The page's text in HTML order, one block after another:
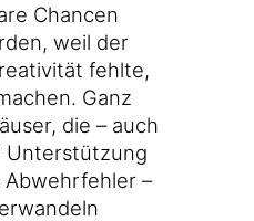
Chan­cen
weil der
fehl­te,
Ganz
die – auch
Unter­stüt­zung
–